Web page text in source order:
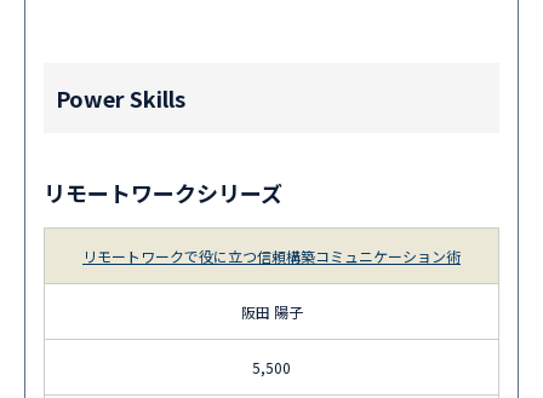
Power Skills
リモートワークシリーズ
リモートワークで役に立つ信頼構築コミュニケーション術
阪田 陽子
5,500